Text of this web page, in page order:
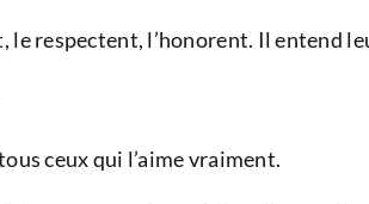
le respectent, l’honorent. Il
ceux qui l’aime vraiment.